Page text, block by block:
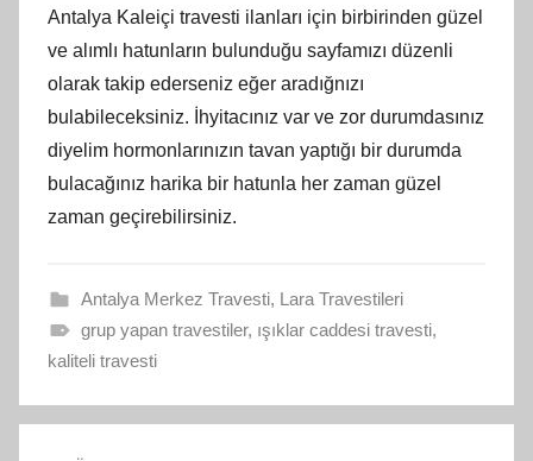
Antalya Kaleiçi travesti ilanları için birbirinden güzel
ve alımlı hatunların bulunduğu sayfamızı düzenli
olarak takip ederseniz eğer aradığnızı
bulabileceksiniz. İhyitacınız var ve zor durumdasınız
diyelim hormonlarınızın tavan yaptığı bir durumda
bulacağınız harika bir hatunla her zaman güzel
zaman geçirebilirsiniz.
Antalya Merkez Travesti, Lara Travestileri
grup yapan travestiler, ışıklar caddesi travesti,
kaliteli travesti